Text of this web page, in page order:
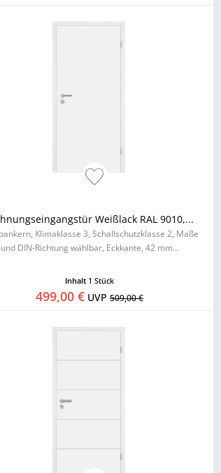
Weißlack RAL 9010,...
Klimaklasse 3, Schallschutzklasse 2, Maße
und DIN-Richtung wählbar, Eckkante, 42 mm...
Inhalt 1 Stück
499,00 € UVP509,00 €